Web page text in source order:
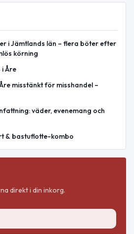
i Jämtlands län – flera böter efter
körning
i Åre
misstänkt för misshandel –
väder, evenemang och
& bastuflotte-kombo
direkt i din inkorg.